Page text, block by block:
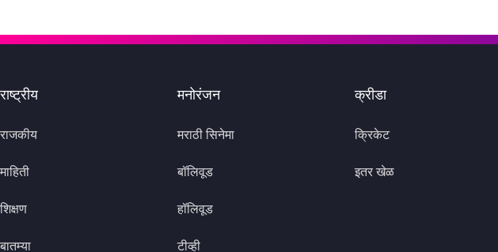
राष्ट्रीय
राजकीय
माहिती
शिक्षण
बातम्या
मनोरंजन
मराठी सिनेमा
बॉलिवूड
हॉलिवूड
टीव्ही
क्रीडा
क्रिकेट
इतर खेळ